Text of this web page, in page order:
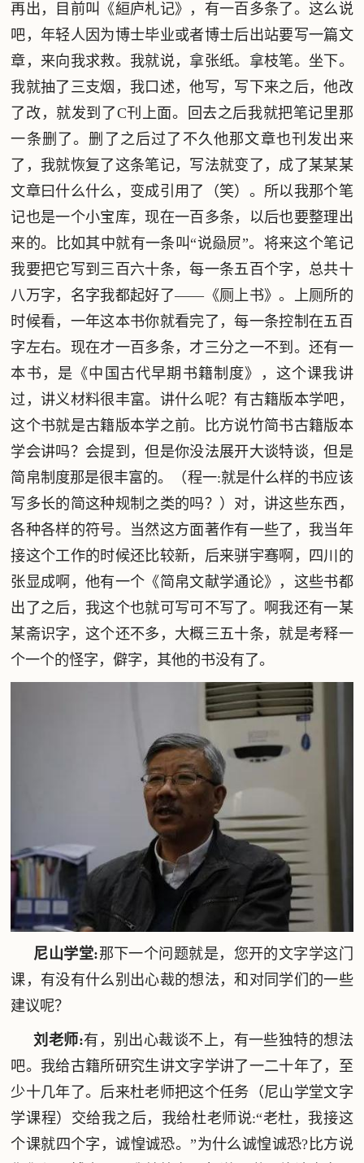
再出，目前叫《絙庐札记》，有一百多条了。这么说
吧，年轻人因为博士毕业或者博士后出站要写一篇文
章，来向我求救。我就说，拿张纸。拿枝笔。坐下。
我就抽了三支烟，我口述，他写，写下来之后，他改
了改，就发到了C刊上面。回去之后我就把笔记里那
一条删了。删了之后过了不久他那文章也刊发出来
了，我就恢复了这条笔记，写法就变了，成了某某某
文章曰什么什么，变成引用了（笑）。所以我那个笔
记也是一个小宝库，现在一百多条，以后也要整理出
来的。比如其中就有一条叫“说赑屃”。将来这个笔记
我要把它写到三百六十条，每一条五百个字，总共十
八万字，名字我都起好了——《厕上书》。上厕所的
时候看，一年这本书你就看完了，每一条控制在五百
字左右。现在才一百多条，才三分之一不到。还有一
本书，是《中国古代早期书籍制度》，这个课我讲
过，讲义材料很丰富。讲什么呢？有古籍版本学吧，
这个书就是古籍版本学之前。比方说竹简书古籍版本
学会讲吗？会提到，但是你没法展开大谈特谈，但是
简帛制度那是很丰富的。（程一:就是什么样的书应该
写多长的简这种规制之类的吗？）对，讲这些东西，
各种各样的符号。当然这方面著作有一些了，我当年
接这个工作的时候还比较新，后来骈宇骞啊，四川的
张显成啊，他有一个《简帛文献学通论》，这些书都
出了之后，我这个也就可写可不写了。啊我还有一某
某斋识字，这个还不多，大概三五十条，就是考释一
个一个的怪字，僻字，其他的书没有了。
尼山学堂:那下一个问题就是，您开的文字学这门
课，有没有什么别出心裁的想法，和对同学们的一些
建议呢？
刘老师:有，别出心裁谈不上，有一些独特的想法
吧。我给古籍所研究生讲文字学讲了一二十年了，至
少十几年了。后来杜老师把这个任务（尼山学堂文字
学课程）交给我之后，我给杜老师说:“老杜，我接这
个课就四个字，诚惶诚恐。”为什么诚惶诚恐?比方说